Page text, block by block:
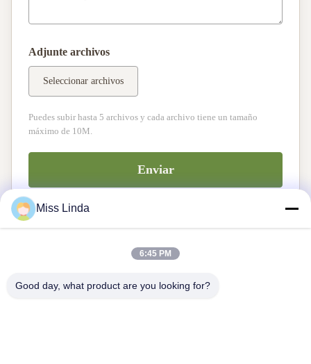
Adjunte archivos
Seleccionar archivos
Puedes subir hasta 5 archivos y cada archivo tiene un tamaño
máximo de 10M.
Enviar
Miss Linda
6:45 PM
Good day, what product are you looking for?